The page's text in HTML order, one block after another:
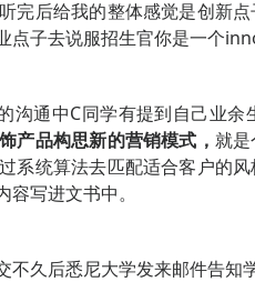
完后给我的整体感觉是创新
子去说服招生官你是一个
沟通中C同学有提到自己业
产品构思新的营销模式， 就
系统算法去匹配适合客户的
写进文书中。
久后悉尼大学发来邮件告知